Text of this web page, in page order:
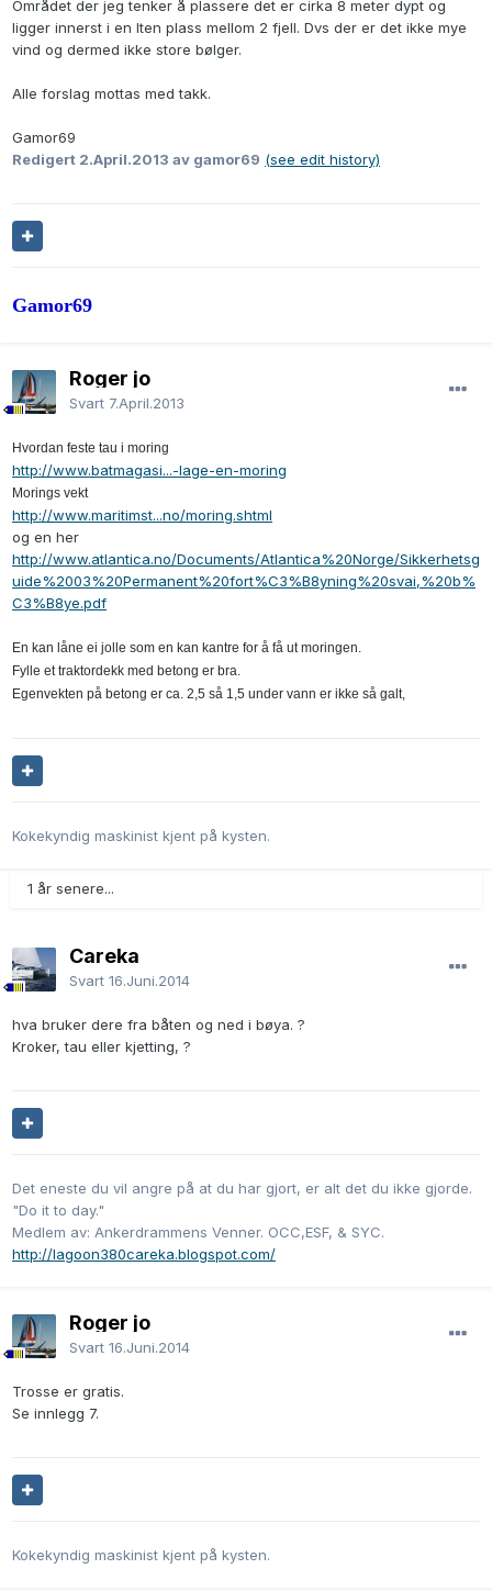
Området der jeg tenker å plassere det er cirka 8 meter dypt og
ligger innerst i en lten plass mellom 2 fjell. Dvs der er det ikke mye
vind og dermed ikke store bølger.
Alle forslag mottas med takk.
Gamor69
Redigert 2.April.2013 av gamor69 (see edit history)
Gamor69
Roger jo
Svart 7.April.2013
Hvordan feste tau i moring
http://www.batmagasi...-lage-en-moring
Morings vekt
http://www.maritimst...no/moring.shtml
og en her
http://www.atlantica.no/Documents/Atlantica%20Norge/Sikkerhetsg
uide%2003%20Permanent%20fort%C3%B8yning%20svai,%20b%
C3%B8ye.pdf
En kan låne ei jolle som en kan kantre for å få ut moringen.
Fylle et traktordekk med betong er bra.
Egenvekten på betong er ca. 2,5 så 1,5 under vann er ikke så galt,
Kokekyndig maskinist kjent på kysten.
1 år senere...
Careka
Svart 16.Juni.2014
hva bruker dere fra båten og ned i bøya. ?
Kroker, tau eller kjetting, ?
Det eneste du vil angre på at du har gjort, er alt det du ikke gjorde.
"Do it to day."
Medlem av: Ankerdrammens Venner. OCC,ESF, & SYC.
http://lagoon380careka.blogspot.com/
Roger jo
Svart 16.Juni.2014
Trosse er gratis.
Se innlegg 7.
Kokekyndig maskinist kjent på kysten.